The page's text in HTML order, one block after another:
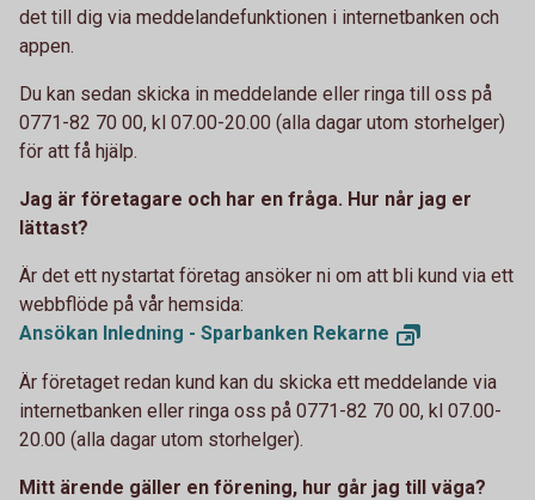
det till dig via meddelandefunktionen i internetbanken och
appen.
Du kan sedan skicka in meddelande eller ringa till oss på
0771-82 70 00, kl 07.00-20.00 (alla dagar utom storhelger)
för att få hjälp.
Jag är företagare och har en fråga. Hur når jag er
lättast?
Är det ett nystartat företag ansöker ni om att bli kund via ett
webbflöde på vår hemsida:
Ansökan Inledning - Sparbanken Rekarne
Är företaget redan kund kan du skicka ett meddelande via
internetbanken eller ringa oss på 0771-82 70 00, kl 07.00-
20.00 (alla dagar utom storhelger).
Mitt ärende gäller en förening, hur går jag till väga?